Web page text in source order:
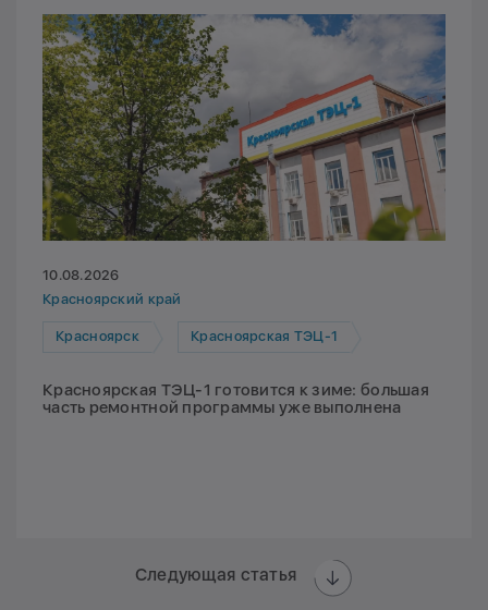
10.08.2026
Красноярский край
Красноярск Красноярская ТЭЦ-1
Красноярская ТЭЦ-1 готовится к зиме: большая
часть ремонтной программы уже выполнена
Следующая статья